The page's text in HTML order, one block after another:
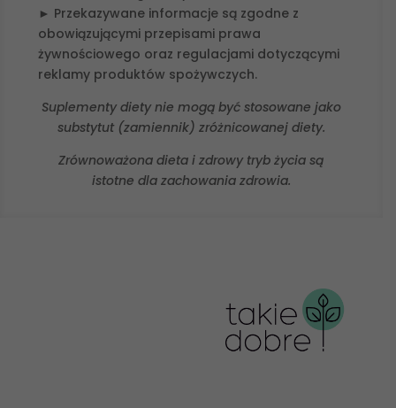
► Przekazywane informacje są zgodne z
obowiązującymi przepisami prawa
żywnościowego oraz regulacjami dotyczącymi
reklamy produktów spożywczych.
Suplementy diety nie mogą być stosowane jako
substytut (zamiennik) zróżnicowanej diety.
Zrównoważona dieta i zdrowy tryb życia są
istotne dla zachowania zdrowia.